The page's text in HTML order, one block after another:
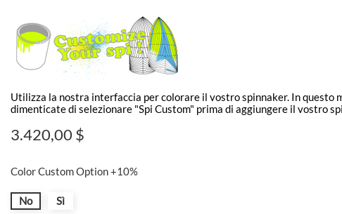
Utilizza la nostra interfaccia per colorare il vostro spinnaker. In questo
dimenticate di selezionare "Spi Custom" prima di aggiungere il vostro
3.420,00 $
Color Custom Option +10%
No
Sì